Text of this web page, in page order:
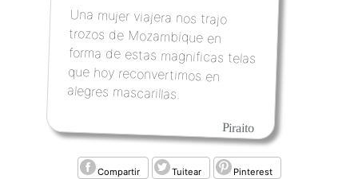
Una mujer viajera nos trajo
trozos de Mozambique en
forma de estas magnificas telas
que hoy reconvertimos en
alegres mascarillas.
Piraito
Compartir Tuitear Pinterest